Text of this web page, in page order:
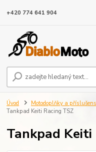
+420 774 641 904
Úvod Motodoplňky a
Tankpad Keiti Racing TSZ
Tankpad Keiti